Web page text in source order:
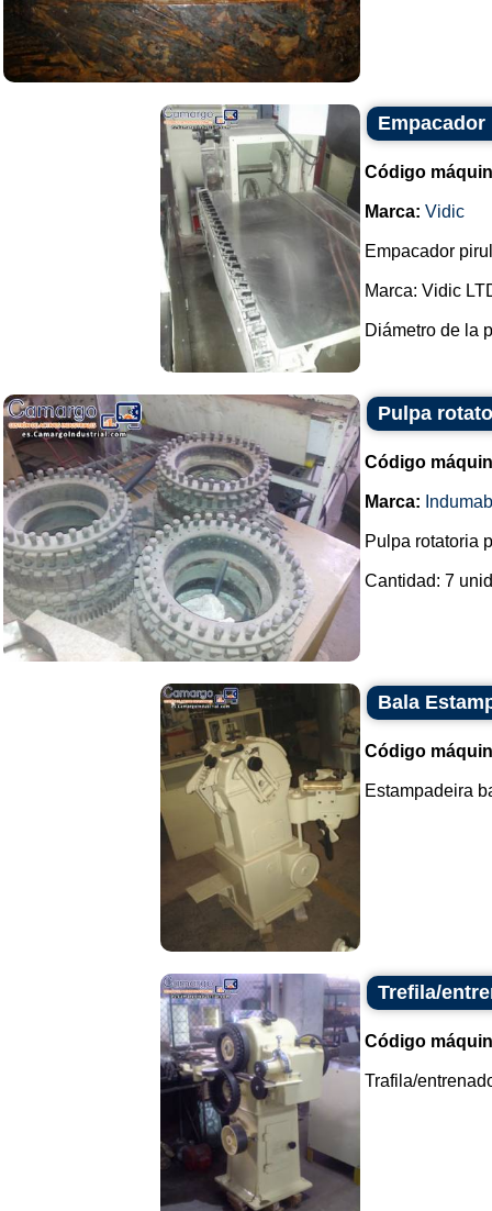
Código
Marca: Vidic
Empacador
Marca: Vidic
Diámetro de la
Pulpa
Código
Marca:
Pulpa rotatoria
Cantidad: 7
Bala
Código
Estampadeira
Trefila/
Código
Trafila/